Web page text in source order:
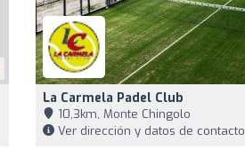
La Carmela Padel Club
10,3km, Monte Chingolo
Ver dirección y datos de contacto